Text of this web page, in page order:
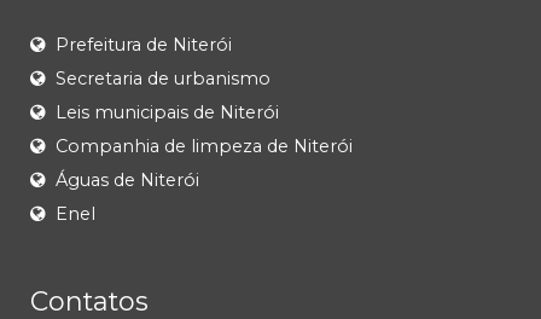
Prefeitura de Niterói
Secretaria de urbanismo
Leis municipais de Niterói
Companhia de limpeza de Niterói
Águas de Niterói
Enel
Contatos